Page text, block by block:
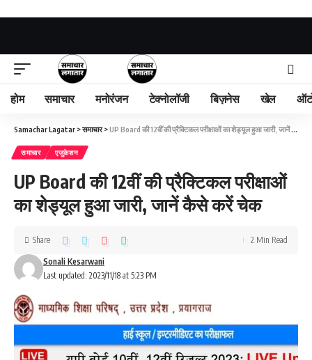
होम समाचार मनोरंजन टेक्नोलॉजी बिज़नेस खेल
Samachar Lagatar >समाचार>UP Board की 12वीं की प्रैक्टिकल परीक्षाओं का शेड्यूल हुआ जारी, जानें कैसे करें चेक
समाचार एजुकेशन
UP Board की 12वीं की प्रैक्टिकल परीक्षाओं
का शेड्यूल हुआ जारी, जानें कैसे करें चेक
Last updated: 2023/11/18 at 5:23 PM
Sonali Kesarwani
Share 2 Min Read